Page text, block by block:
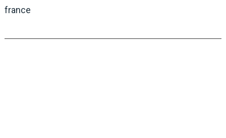
france